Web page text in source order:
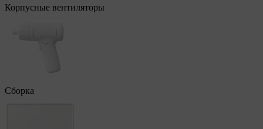
Корпусные вентиляторы
Сборка